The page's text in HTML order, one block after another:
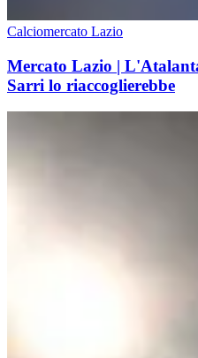
Calciomercato Lazio
Mercato Lazio |
Sarri lo riaccoglierebbe